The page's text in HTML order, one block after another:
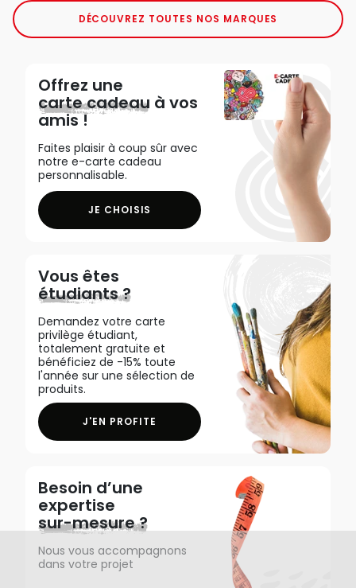
DÉCOUVREZ TOUTES NOS MARQUES
Offrez une
carte cadeau à vos
amis !
Faites plaisir à coup sûr avec
notre e-carte cadeau
personnalisable.
JE CHOISIS
Vous êtes
étudiants ?
Demandez votre carte
privilège étudiant,
totalement gratuite et
bénéficiez de -15% toute
l'année sur une sélection de
produits.
J'EN PROFITE
Besoin d’une
expertise
sur-mesure ?
Nous vous accompagnons
dans votre projet